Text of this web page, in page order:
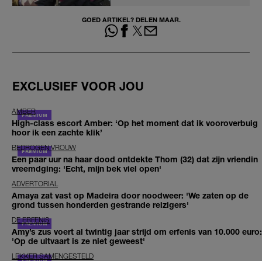
GOED ARTIKEL? DELEN MAAR.
EXCLUSIEF VOOR JOU
AMBER
High-class escort Amber: ‘Op het moment dat ik vooroverbuig
hoor ik een zachte klik’
BEDROGEN VROUW
Een paar uur na haar dood ontdekte Thom (32) dat zijn vriendin
vreemdging: 'Echt, mijn bek viel open'
ADVERTORIAL
Amaya zat vast op Madeira door noodweer: 'We zaten op de
grond tussen honderden gestrande reizigers'
DE ERFENIS
Amy’s zus voert al twintig jaar strijd om erfenis van 10.000 euro:
'Op de uitvaart is ze niet geweest'
LEKKER SAMENGESTELD